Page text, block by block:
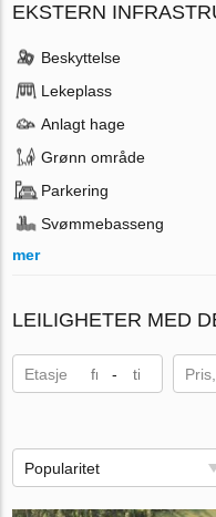
EKSTERN
Beskyttelse
Lekeplass
Anlagt hage
Grønn område
Parkering
Svømmebasseng
mer
LEILIGHETER MED
Etasje -
Popularitet